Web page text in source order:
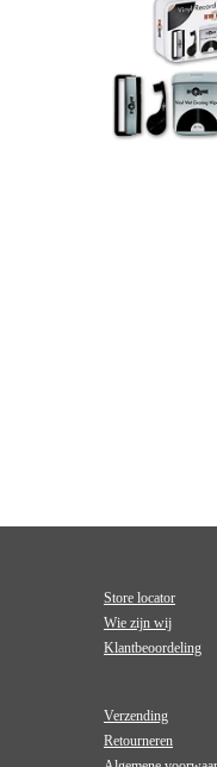
Store locator
Wie zijn wij
Klantbeoordeling
Verzending
Retourneren